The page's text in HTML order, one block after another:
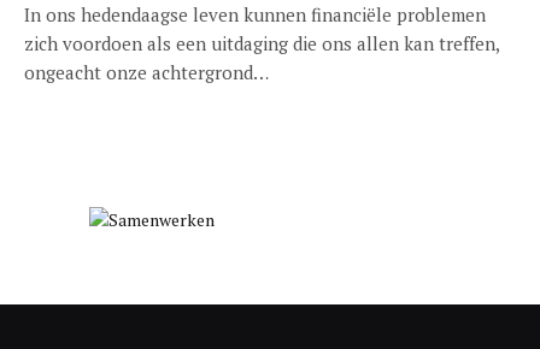
In ons hedendaagse leven kunnen financiële problemen
zich voordoen als een uitdaging die ons allen kan treffen,
ongeacht onze achtergrond…